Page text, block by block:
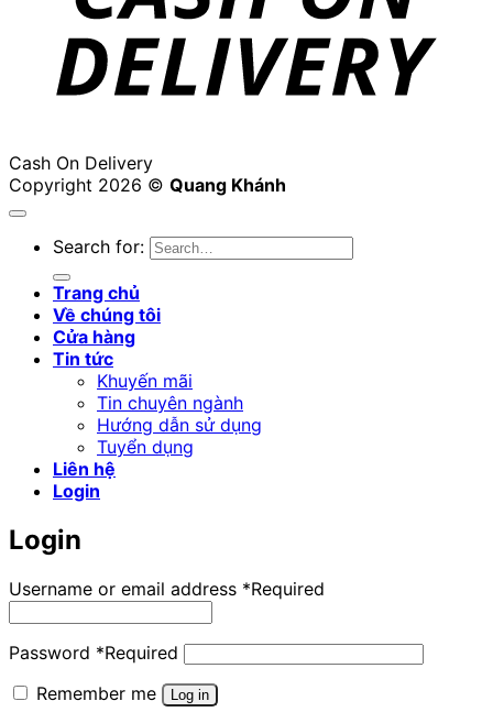
Cash On Delivery
Copyright 2026 © Quang Khánh
Search for:
Trang chủ
Về chúng tôi
Cửa hàng
Tin tức
Khuyến mãi
Tin chuyên ngành
Hướng dẫn sử dụng
Tuyển dụng
Liên hệ
Login
Login
Username or email address *Required
Password *Required
Remember me
Log in